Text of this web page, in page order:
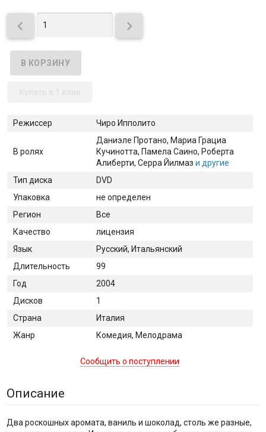
 
Режиссер Чиро Ипполито
В ролях
Даниэле Протано, Мариа Грациа
Кучинотта, Памела Саино, Роберта
Алиберти, Серра Йилмаз и другие
Тип диска
DVD
Упаковка
не определен
Регион
Все
Качество
лицензия
Язык
Русский, Итальянский
Длительность
99
Год
2004
Дисков
1
Страна
Италия
Жанр
Комедия, Мелодрама
Сообщить о поступлении
Описание
Два роскошных аромата, ваниль и шоколад, столь же разные,